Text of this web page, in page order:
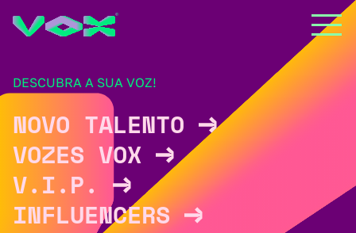
DESCUBRA A SUA VOZ!
NOVO TALENTO
VOZES VOX
V.I.P.
INFLUENCERS